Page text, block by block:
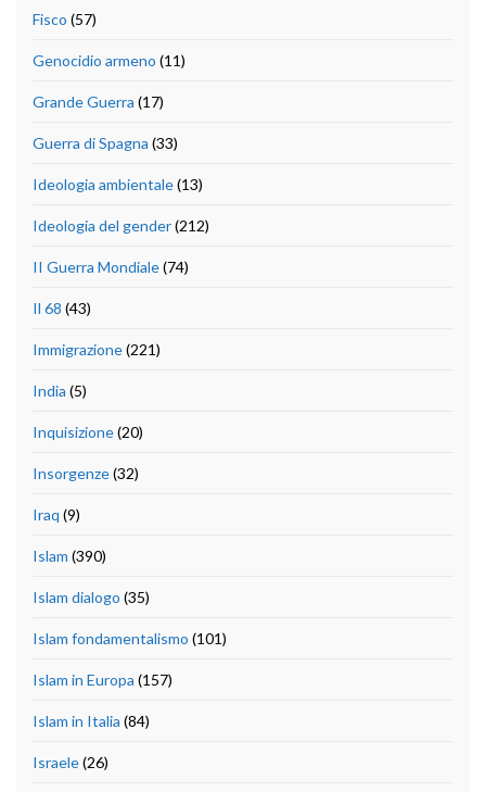
Fisco (57)
Genocidio armeno (11)
Grande Guerra (17)
Guerra di Spagna (33)
Ideologia ambientale(13)
Ideologia del gender(212)
II Guerra Mondiale(74)
Il 68 (43)
Immigrazione(221)
India (5)
Inquisizione(20)
Insorgenze(32)
Iraq (9)
Islam (390)
Islam dialogo (35)
Islam fondamentalismo (101)
Islam in Europa (157)
Islam in Italia (84)
Israele(26)